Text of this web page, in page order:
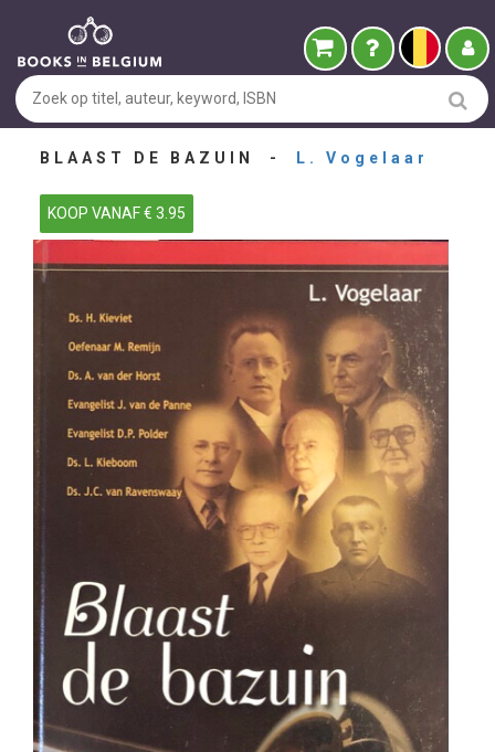
BLAAST DE BAZUIN - L. Vogelaar
KOOP VANAF € 3.95